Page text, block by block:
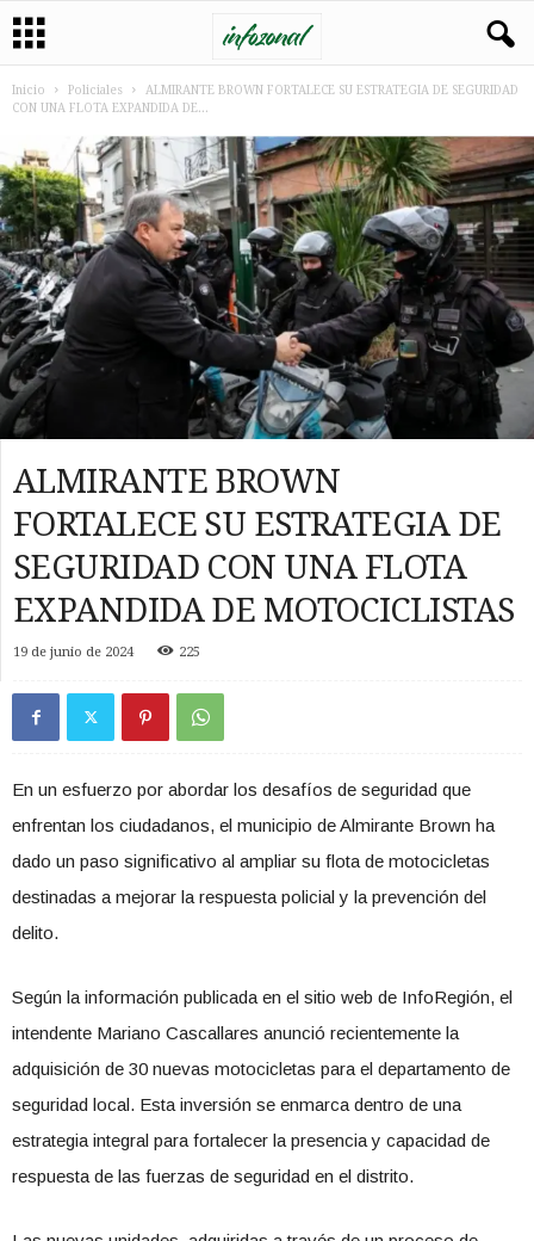
Inicio Policiales
ALMIRANTE BROWN FORTALECE SU ESTRATEGIA DE SEGURIDAD
CON UNA FLOTA EXPANDIDA DE...
ALMIRANTE BROWN
FORTALECE SU ESTRATEGIA DE
SEGURIDAD CON UNA FLOTA
EXPANDIDA DE MOTOCICLISTAS
19 de junio de 2024 225
En un esfuerzo por abordar los desafíos de seguridad que
enfrentan los ciudadanos, el municipio de Almirante Brown ha
dado un paso significativo al ampliar su flota de motocicletas
destinadas a mejorar la respuesta policial y la prevención del
delito.
Según la información publicada en el sitio web de InfoRegión, el
intendente Mariano Cascallares anunció recientemente la
adquisición de 30 nuevas motocicletas para el departamento de
seguridad local. Esta inversión se enmarca dentro de una
estrategia integral para fortalecer la presencia y capacidad de
respuesta de las fuerzas de seguridad en el distrito.